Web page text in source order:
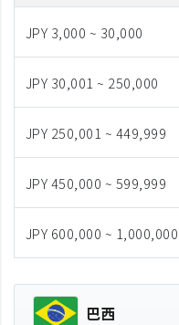
JPY 3,000 ~ 30,000
JPY 30,001 ~ 250,000
JPY 250,001 ~ 449,999
JPY 450,000 ~ 599,999
JPY 600,000 ~ 1,000,000
巴西